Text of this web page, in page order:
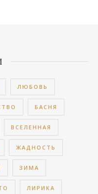
ЛЮБОВЬ
БАСНЯ
ВСЕЛЕННАЯ
ЖАДНОСТЬ
ЗИМА
ЛИРИКА